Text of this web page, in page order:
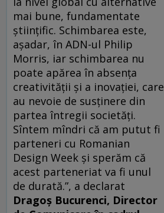
mai bune, fundamentate
științific. Schimbarea este,
așadar, în ADN-ul Philip
Morris, iar schimbarea nu
poate apărea în absența
creativității și a inovației, care
au nevoie de susținere din
partea întregii societăți.
Sîntem mîndri că am putut fi
parteneri cu Romanian
Design Week și sperăm că
acest parteneriat va fi unul
de durată.”, a declarat
Dragoș Bucurenci, Director